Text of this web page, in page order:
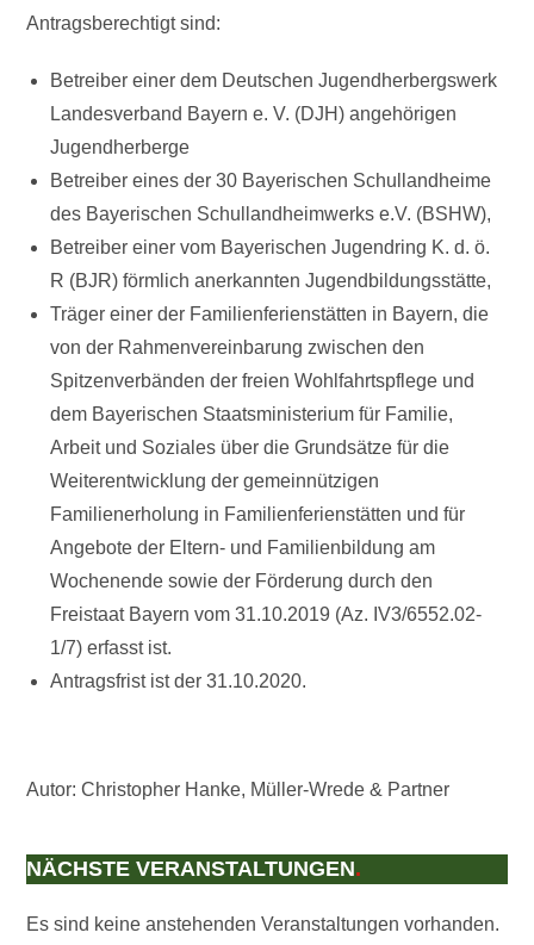
Antragsberechtigt sind:
Betreiber einer dem Deutschen Jugendherbergswerk
Landesverband Bayern e. V. (DJH) angehörigen
Jugendherberge
Betreiber eines der 30 Bayerischen Schullandheime
des Bayerischen Schullandheimwerks e.V. (BSHW),
Betreiber einer vom Bayerischen Jugendring K. d. ö.
R (BJR) förmlich anerkannten Jugendbildungsstätte,
Träger einer der Familienferienstätten in Bayern, die
von der Rahmenvereinbarung zwischen den
Spitzenverbänden der freien Wohlfahrtspflege und
dem Bayerischen Staatsministerium für Familie,
Arbeit und Soziales über die Grundsätze für die
Weiterentwicklung der gemeinnützigen
Familienerholung in Familienferienstätten und für
Angebote der Eltern- und Familienbildung am
Wochenende sowie der Förderung durch den
Freistaat Bayern vom 31.10.2019 (Az. IV3/6552.02-
1/7) erfasst ist.
Antragsfrist ist der 31.10.2020.
Autor: Christopher Hanke, Müller-Wrede & Partner
NÄCHSTE VERANSTALTUNGEN.
Es sind keine anstehenden Veranstaltungen vorhanden.